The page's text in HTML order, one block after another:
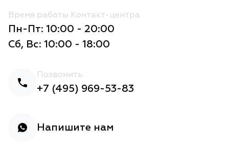
Время работы Контакт-центра
Пн-Пт: 10:00 - 20:00
Сб, Вс: 10:00 - 18:00
Позвонить
+7 (495) 969-53-83
Напишите нам